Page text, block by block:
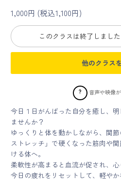
会員規約について
クラス参加にあたって
特定商取引にかかわる
プライバシーポリシー
1,000円 (税込1,100円)
このクラスは終了しました
他のクラス
? 音声や映像
今日１日がんばった自分を癒し、
ませんか？
ゆっくりと体を動かしながら、関
ストレッチ」で硬くなった筋肉や
ける体へ。
柔軟性が高まると血流が促され、
今日の疲れをリセットして、軽やか